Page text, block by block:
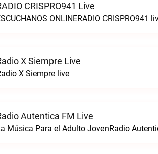
CRISPRO941 Live
ONLINERADIO CRISPRO941
X Siempre Live
X Siempre live
Autentica FM Live
Música Para el Adulto JovenRadio